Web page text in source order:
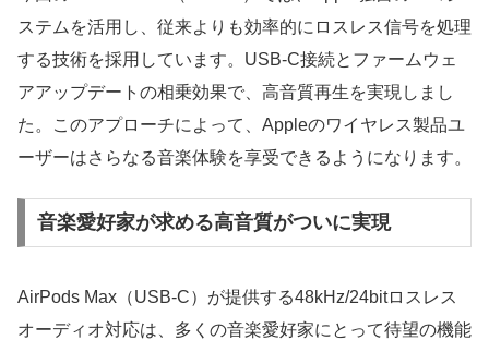
ステムを活用し、従来よりも効率的にロスレス信号を処理
する技術を採用しています。USB-C接続とファームウェ
アアップデートの相乗効果で、高音質再生を実現しまし
た。このアプローチによって、Appleのワイヤレス製品ユ
ーザーはさらなる音楽体験を享受できるようになります。
音楽愛好家が求める高音質がついに実現
AirPods Max（USB-C）が提供する48kHz/24bitロスレス
オーディオ対応は、多くの音楽愛好家にとって待望の機能